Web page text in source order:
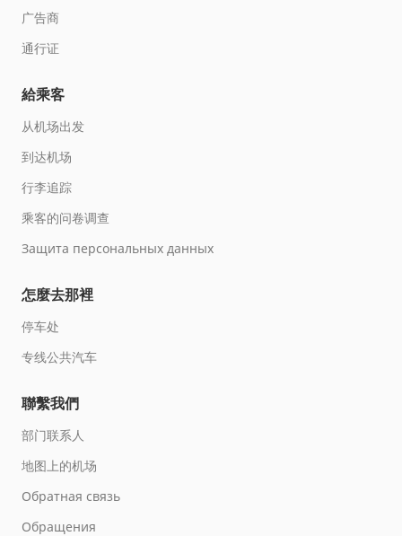
广告商
通行证
給乘客
从机场出发
到达机场
行李追踪
乘客的问卷调查
Защита персональных данных
怎麼去那裡
停车处
专线公共汽车
聯繫我們
部门联系人
地图上的机场
Обратная связь
Обращения